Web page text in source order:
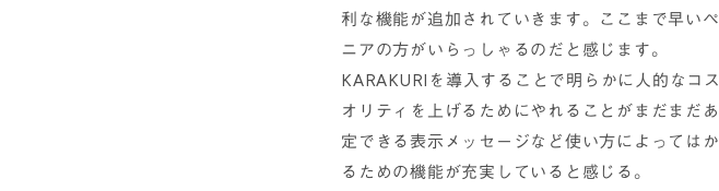
利な機能が追加されていきます。ここまで早い
ニアの方がいらっしゃるのだと感じます。
KARAKURIを導入することで明らかに人的なコ
オリティを上げるためにやれることがまだまだ
定できる表示メッセージなど使い方によっては
るための機能が充実していると感じる。